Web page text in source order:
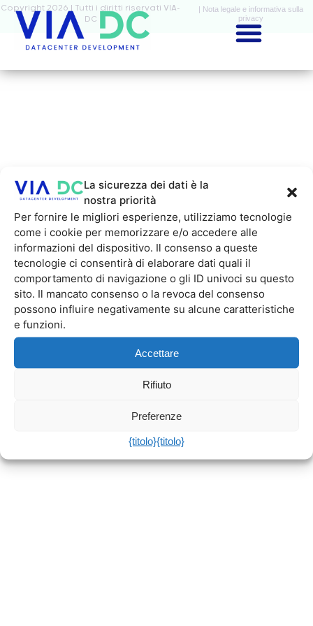
La sicurezza dei dati è la
nostra priorità
Per fornire le migliori esperienze, utilizziamo tecnologie
come i cookie per memorizzare e/o accedere alle
informazioni del dispositivo. Il consenso a queste
tecnologie ci consentirà di elaborare dati quali il
comportamento di navigazione o gli ID univoci su questo
sito. Il mancato consenso o la revoca del consenso
possono influire negativamente su alcune caratteristiche
e funzioni.
Accettare
Rifiuto
Preferenze
{titolo}{titolo}
Copyright 2026 | Tutti i diritti riservati VIA-
DC
| Nota legale e informativa sulla
privacy